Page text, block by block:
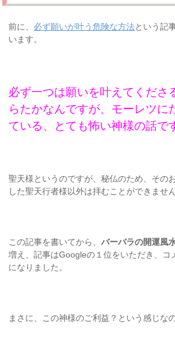
前に、 必ず願いが叶う危険な方法という記
います。
必ず一つは願いを叶えてくださ
らたかなんですが、モーレツに
ている、とても怖い神様の話で
聖天様というのですが、秘仏のため、その
した聖天行者様以外は拝むことができません
この記事を書いてから、バーバラの開運風
増え、記事はGoogleの１位をいただき、コ
になりました。
まさに、この神様のご利益？という感じなの